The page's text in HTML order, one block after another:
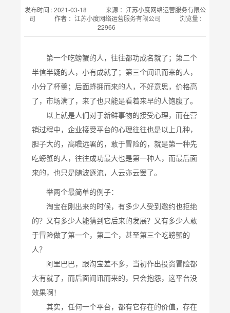
发布时间 :2021-03-18 来源 ： 江苏小度网络运营服务有限公
司
作者 ： 江苏小度网络运营服务有限公司
浏览量 :
22966
第一个吃螃蟹的人，往往都功成名就了；第二个
半信半疑的人，小有成就了；第三个闻讯而来的人，
小分了杯羹；后面蜂拥而来的人，不好意思，价格高
了，市场满了，来了也只能是看着来早的人饱腹了。
以上就是人们对于新鲜事物的接受心理，而在营
销过程中，企业接受平台的心理往往也是以上几种，
胆子大的，高瞻远署的，敢于冒险的，就是第一种先
吃螃蟹的人，往往成功最大也是第一种人，而最后面
来的，也只是随波逐流，人云亦云罢了。
举两个最简单的例子：
淘宝在刚出来的时候，有多少人受到邀约也拒绝
的？又有多少人能猜到它后来的发展？又有多少人敢
于冒险做了第一个，第二个，甚至第三个吃螃蟹的
人？
阿里巴巴，跟淘宝差不多，当初作出投资冒险都
大有就了，而后面闻讯而来的，只会抱怨，这平台没
效果啊！
其实，任何一个平台，都有它存在的价值，存在